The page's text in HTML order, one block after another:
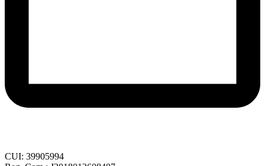
CUI: 39905994